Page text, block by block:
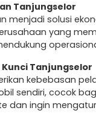
Tanjungselor
menjadi solusi
yang
Kunci Tanjungselor
kebebasan
sendiri, cocok
dan ingin